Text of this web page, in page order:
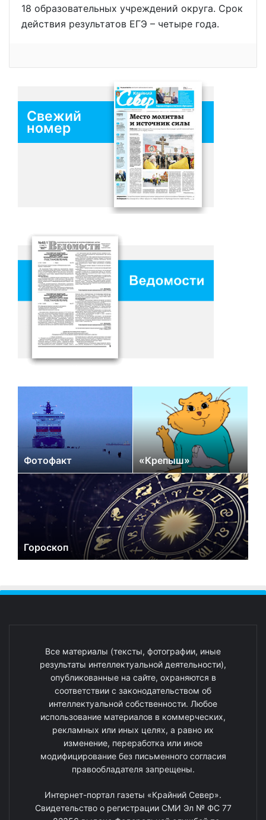
18 образовательных учреждений округа. Срок
действия результатов ЕГЭ – четыре года.
Свежий
номер
Фотофакт «Крепыш»
Гороскоп
Все материалы (тексты, фотографии, иные
результаты интеллектуальной деятельности),
опубликованные на сайте, охраняются в
соответствии с законодательством об
интеллектуальной собственности. Любое
использование материалов в коммерческих,
рекламных или иных целях, а равно их
изменение, переработка или иное
модифицирование без письменного согласия
правообладателя запрещены.
Интернет-портал газеты «Крайний Север».
Свидетельство о регистрации СМИ Эл № ФС 77